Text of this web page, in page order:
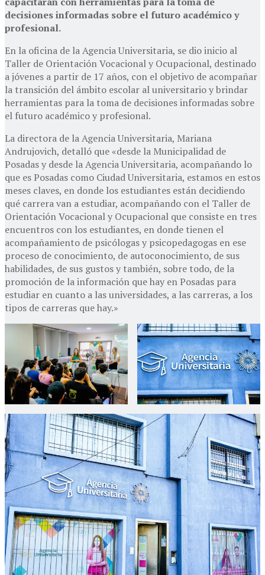
decisiones informadas sobre el futuro académico y
profesional.
En la oficina de la Agencia Universitaria, se dio inicio al
Taller de Orientación Vocacional y Ocupacional, destinado
a jóvenes a partir de 17 años, con el objetivo de acompañar
la transición del ámbito escolar al universitario y brindar
herramientas para la toma de decisiones informadas sobre
el futuro académico y profesional.
La directora de la Agencia Universitaria, Mariana
Andrujovich, detalló que «desde la Municipalidad de
Posadas y desde la Agencia Universitaria, acompañando lo
que es Posadas como Ciudad Universitaria, estamos en estos
meses claves, en donde los estudiantes están decidiendo
qué carrera van a estudiar, acompañando con el Taller de
Orientación Vocacional y Ocupacional que consiste en tres
encuentros con los estudiantes, en donde tienen el
acompañamiento de psicólogas y psicopedagogas en ese
proceso de conocimiento, de autoconocimiento, de sus
habilidades, de sus gustos y también, sobre todo, de la
promoción de la información que hay en Posadas para
estudiar en cuanto a las universidades, a las carreras, a los
tipos de carreras que hay.»